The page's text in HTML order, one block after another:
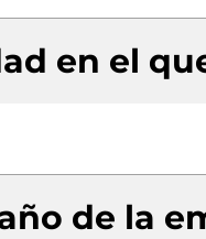
en el
de la